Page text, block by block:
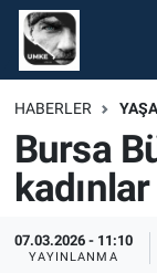
HABERLER
Bursa
07.03.2026 - 11:10
YAYINLANMA
Gündem
Ekonomi
Spor
Magazin
Nöbetçi
Hava
Namaz
Trafik